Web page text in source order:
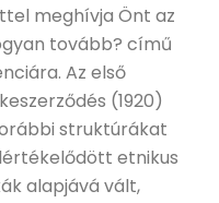
meghívja Önt az
tovább? című
Az első
(1920)
struktúrákat
etnikus
alapjává vált,